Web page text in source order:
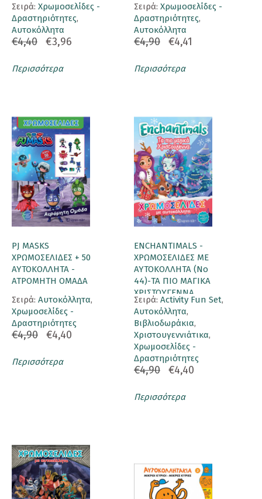
Σειρά: Χρωμοσελίδες -
Δραστηριότητες,
Αυτοκόλλητα
€4,40 €3,96
Περισσότερα
Σειρά: Χρωμοσελίδες -
Δραστηριότητες,
Αυτοκόλλητα
€4,90 €4,41
Περισσότερα
PJ MASKS
ΧΡΩΜΟΣΕΛΙΔΕΣ + 50
ΑΥΤΟΚΟΛΛΗΤΑ -
ΑΤΡΟΜΗΤΗ ΟΜΑΔΑ
Σειρά: Αυτοκόλλητα,
Χρωμοσελίδες -
Δραστηριότητες
€4,90 €4,40
Περισσότερα
ENCHANTIMALS -
ΧΡΩΜΟΣΕΛΙΔΕΣ ΜΕ
ΑΥΤΟΚΟΛΛΗΤΑ (Νο
44)-ΤΑ ΠΙΟ ΜΑΓΙΚΑ
ΧΡΙΣΤΟΥΓΕΝΝΑ
Σειρά: Activity Fun Set,
Αυτοκόλλητα,
Βιβλιοδωράκια,
Χριστουγεννιάτικα,
Χρωμοσελίδες -
Δραστηριότητες
€4,90 €4,40
Περισσότερα